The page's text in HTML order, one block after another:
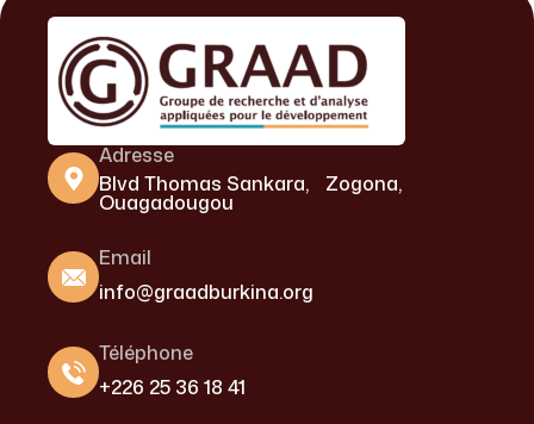
Adresse
Blvd Thomas Sankara, Zogona,
Ouagadougou
Email
info@graadburkina.org
Téléphone
+226 25 36 18 41